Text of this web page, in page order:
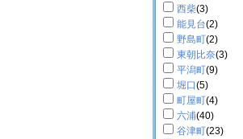
西柴(3)
能見台(2)
野島町(2)
東朝比奈(3)
平潟町(9)
堀口(5)
町屋町(4)
六浦(40)
谷津町(23)